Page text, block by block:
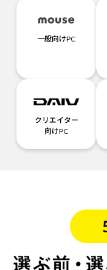
一般向けPC
クリエイター
向けPC